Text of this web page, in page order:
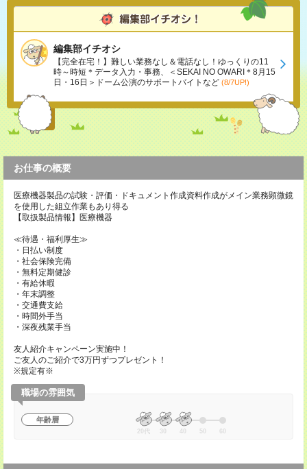
編集部イチオシ
【完全在宅！】難しい業務なし＆電話なし！ゆっくりの11
時～時短＊データ入力・事務、＜SEKAI NO OWARI＊8月15
日・16日＞ドーム公演のサポートバイトなど (8/7UP!)
お仕事の概要
医療機器製品の試験・評価・ドキュメント作成資料作成がメイン業務顕微鏡
を使用した組立作業もあり得る
【取扱製品情報】医療機器
≪待遇・福利厚生≫
・日払い制度
・社会保険完備
・無料定期健診
・有給休暇
・年末調整
・交通費支給
・時間外手当
・深夜残業手当
友人紹介キャンペーン実施中！
ご友人のご紹介で3万円ずつプレゼント！
※規定有※
職場の雰囲気
年齢層
20代 30 40 50 60